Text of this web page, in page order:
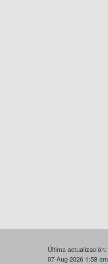
Última actualización:
07-Aug-2026 1:58 am